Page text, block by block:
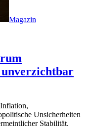
Magazin
Unsicherheiten
Stabilität.